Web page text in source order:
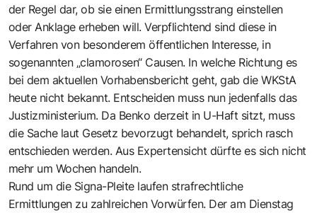
der Regel dar, ob sie einen Ermittlungsstrang einstellen
oder Anklage erheben will. Verpflichtend sind diese in
Verfahren von besonderem öffentlichen Interesse, in
sogenannten „clamorosen“ Causen. In welche Richtung es
bei dem aktuellen Vorhabensbericht geht, gab die WKStA
heute nicht bekannt. Entscheiden muss nun jedenfalls das
Justizministerium. Da Benko derzeit in U-Haft sitzt, muss
die Sache laut Gesetz bevorzugt behandelt, sprich rasch
entschieden werden. Aus Expertensicht dürfte es sich nicht
mehr um Wochen handeln.
Rund um die Signa-Pleite laufen strafrechtliche
Ermittlungen zu zahlreichen Vorwürfen. Der am Dienstag